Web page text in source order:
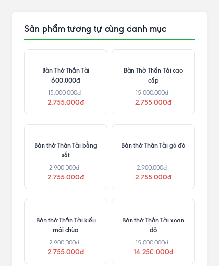
Sản phẩm tương tự cùng danh mục
Bàn Thờ Thần Tài
600.000đ
15.000.000đ
2.755.000đ
Bàn Thờ Thần Tài cao
cấp
15.000.000đ
2.755.000đ
Bàn thờ Thần Tài bằng
sắt
2.900.000đ
2.755.000đ
Bàn thờ Thần Tài gõ đỏ
2.900.000đ
2.755.000đ
Bàn thờ Thần Tài kiểu
mái chùa
2.900.000đ
2.755.000đ
Bàn thờ Thần Tài xoan
đỏ
15.000.000đ
14.250.000đ